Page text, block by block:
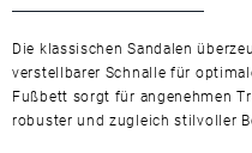
Die klassischen Sandalen
verstellbarer Schnalle für
Fußbett sorgt für angenehmen
robuster und zugleich stilvoller